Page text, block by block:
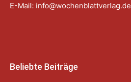
E-Mail: info@wochenblattverlag.de
Beliebte Beiträge